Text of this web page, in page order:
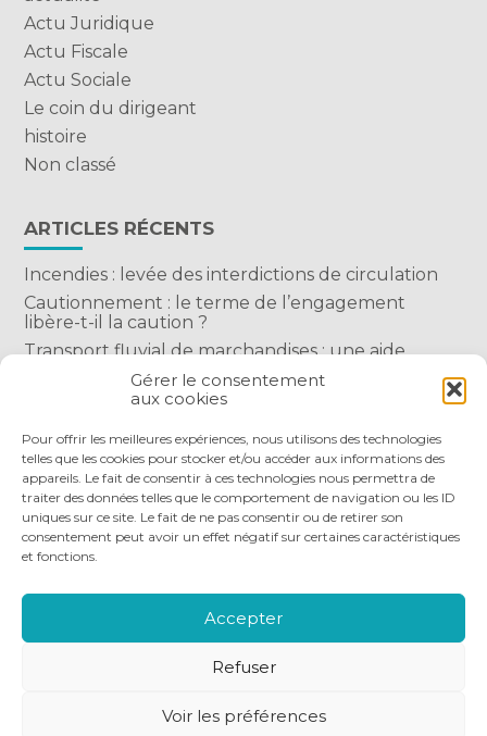
Gérer le consentement
aux cookies
Pour offrir les meilleures expériences, nous utilisons des technologies
telles que les cookies pour stocker et/ou accéder aux informations des
appareils. Le fait de consentir à ces technologies nous permettra de
traiter des données telles que le comportement de navigation ou les ID
uniques sur ce site. Le fait de ne pas consentir ou de retirer son
consentement peut avoir un effet négatif sur certaines caractéristiques
et fonctions.
Accepter
Refuser
Voir les préférences
Actu Juridique
Actu Fiscale
Actu Sociale
Le coin du dirigeant
histoire
Non classé
ARTICLES RÉCENTS
Incendies : levée des interdictions de circulation
Cautionnement : le terme de l’engagement
libère-t-il la caution ?
Transport fluvial de marchandises : une aide
financière bienvenue
Succession : les donations du parent renonçant
Principale
NOS OUTILS DIGITAUX
NOUS REJOINDRE
NOUS CONTACTER
MENTIONS LÉGALES